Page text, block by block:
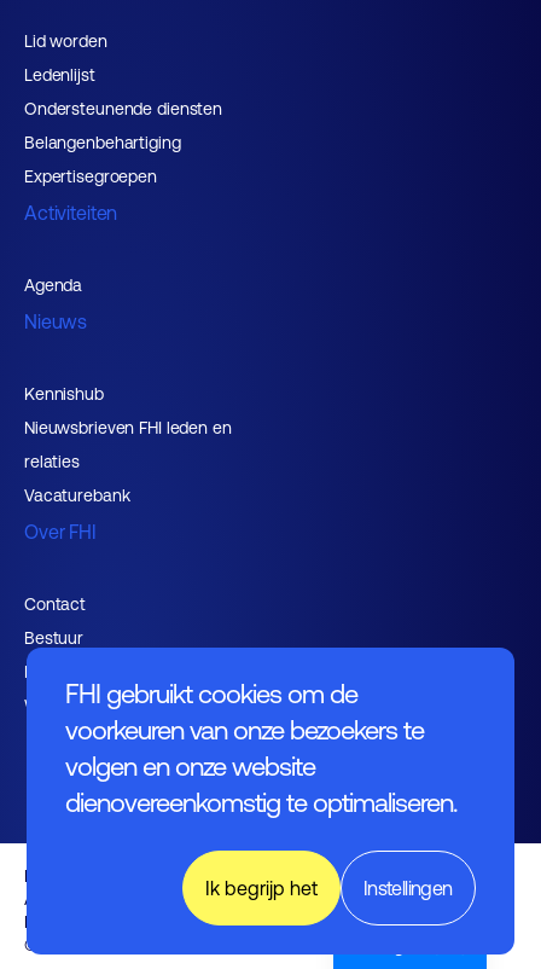
FHI gebruikt cookies om de
voorkeuren van onze bezoekers te
volgen en onze website
dienovereenkomstig te optimaliseren.
Instellingen
Ik begrijp het
Lid worden
Ledenlijst
Ondersteunende diensten
Belangenbehartiging
Expertisegroepen
Activiteiten
Agenda
Nieuws
Kennishub
Nieuwsbrieven FHI leden en
relaties
Vacaturebank
Over FHI
Contact
Bestuur
Medewerkers
Werken bij FHI
Privacybeleid
Algemene voorwaarden
Disclaimer
© FHI 2026